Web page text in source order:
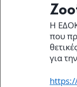
Η
που
για